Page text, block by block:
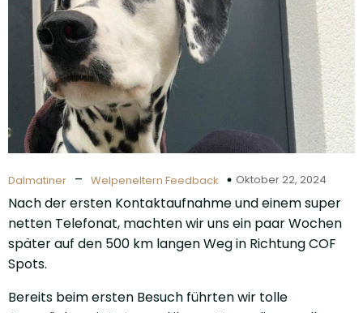
Dalmatiner – Welpeneltern Feedback Oktober 22, 2024
Nach der ersten Kontaktaufnahme und einem super
netten Telefonat, machten wir uns ein paar Wochen
später auf den 500 km langen Weg in Richtung COF
Spots.
Bereits beim ersten Besuch führten wir tolle